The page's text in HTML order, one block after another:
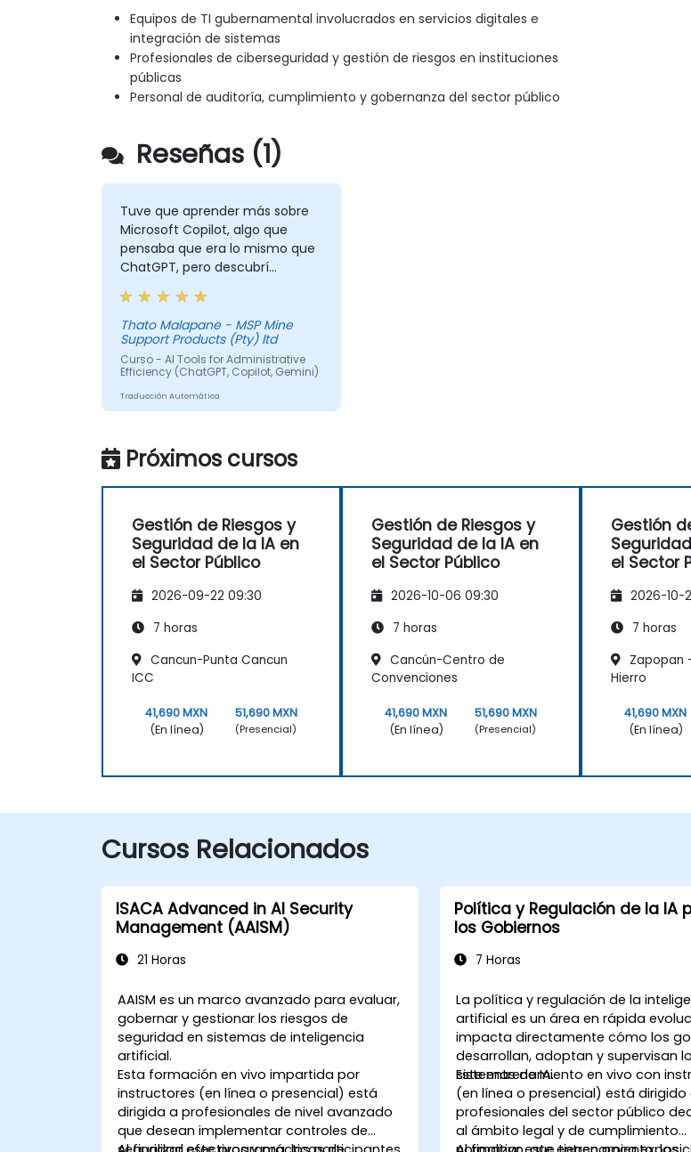
Equipos de TI gubernamental involucrados en servicios digitales e
integración de sistemas
Profesionales de ciberseguridad y gestión de riesgos en instituciones
públicas
Personal de auditoría, cumplimiento y gobernanza del sector público
Reseñas (1)
Tuve que aprender más sobre
Microsoft Copilot, algo que
pensaba que era lo mismo que
ChatGPT, pero descubrí
opciones más emocionantes
que usaré siempre para hacer
mi vida más fácil.
Thato Malapane - MSP Mine
Support Products (Pty) ltd
Curso - AI Tools for Administrative
Efficiency (ChatGPT, Copilot, Gemini)
Traducción Automática
Próximos cursos
Gestión de Riesgos y
Seguridad de la IA en
el Sector Público
2026-09-22 09:30
7 horas
Cancun-Punta Cancun
ICC
41,690 MXN
(En línea)
51,690 MXN
(Presencial)
Gestión de Riesgos y
Seguridad de la IA en
el Sector Público
2026-10-06 09:30
7 horas
Cancún-Centro de
Convenciones
41,690 MXN
(En línea)
51,690 MXN
(Presencial)
Gestión
el Sector
2026-10-
7 horas
Zapopan
Hierro
41,690 MXN
(En línea)
Cursos Relacionados
ISACA Advanced in AI Security
Management (AAISM)
21 Horas
AAISM es un marco avanzado para evaluar,
gobernar y gestionar los riesgos de
seguridad en sistemas de inteligencia
artificial.
Esta formación en vivo impartida por
instructores (en línea o presencial) está
dirigida a profesionales de nivel avanzado
que desean implementar controles de
Política y Regulación de la IA
los Gobiernos
7 Horas
La política y regulación de la
artificial es un área en rápida
impacta directamente cómo los
desarrollan, adoptan y supervisan
sistemas de IA.
Este entrenamiento en vivo con
(en línea o presencial) está dirigido
profesionales del sector público
al ámbito legal y de cumplimiento